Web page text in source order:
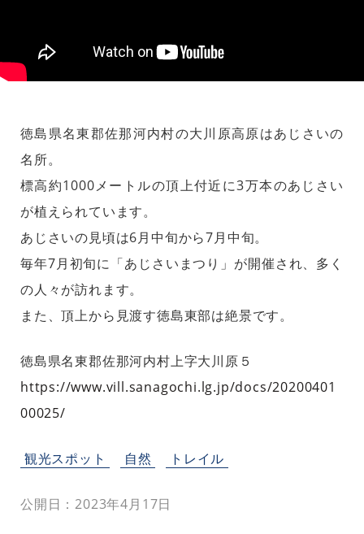
徳島県名東郡佐那河内村の大川原高原はあじさいの
名所。
標高約1000メートルの頂上付近に3万本のあじさい
が植えられています。
あじさいの見頃は6月中旬から7月中旬。
毎年7月初旬に「あじさいまつり」が開催され、多く
の人々が訪れます。
また、頂上から見渡す徳島東部は絶景です。
徳島県名東郡佐那河内村上字大川原５
https://www.vill.sanagochi.lg.jp/docs/20200401
00025/
観光スポット 自然 トレイル
公開日：2023年4月17日